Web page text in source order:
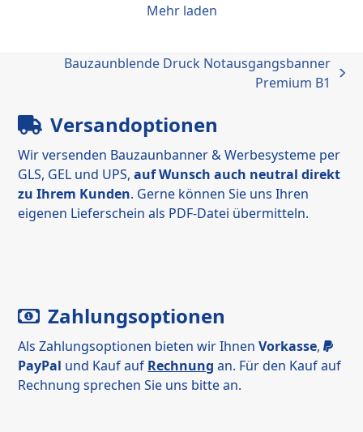
Mehr laden
Bauzaunblende Druck Notausgangsbanner
Premium B1
Versandoptionen
Wir versenden Bauzaunbanner & Werbesysteme per
GLS, GEL und UPS,auf Wunsch auch neutral direkt
zu Ihrem Kunden. Gerne können Sie uns Ihren
eigenen Lieferschein als PDF-Datei übermitteln.
Zahlungsoptionen
Als Zahlungsoptionen bieten wir IhnenVorkasse,
PayPal und Kauf auf Rechnung an. Für den Kauf auf
Rechnung sprechen Sie uns bitte an.